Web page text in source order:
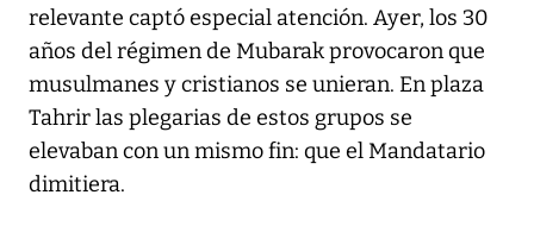
relevante captó especial atención. Ayer, los 30
años del régimen de Mubarak provocaron que
musulmanes y cristianos se unieran. En plaza
Tahrir las plegarias de estos grupos se
elevaban con un mismo fin: que el Mandatario
dimitiera.